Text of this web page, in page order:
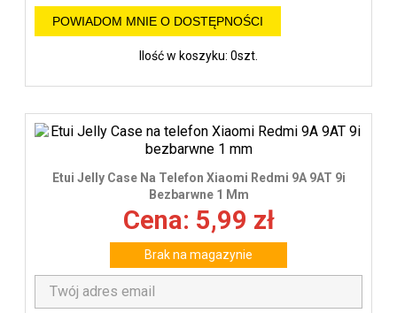
POWIADOM MNIE O DOSTĘPNOŚCI
Ilość w koszyku: 0szt.
Etui Jelly Case Na Telefon Xiaomi Redmi 9A 9AT 9i
Bezbarwne 1 Mm
Cena: 5,99 zł
Brak na magazynie